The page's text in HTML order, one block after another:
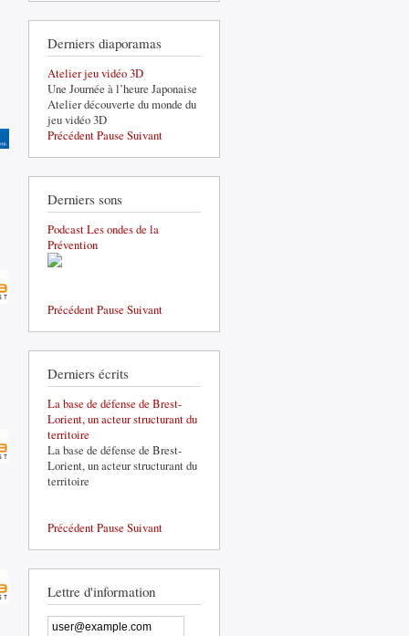
Derniers diaporamas
Atelier jeu vidéo 3D
Une Journée à l’heure Japonaise
Atelier découverte du monde du
jeu vidéo 3D
PrécédentPause Suivant
Derniers sons
Podcast Les ondes de la
Prévention
PrécédentPause Suivant
Derniers écrits
La base de défense de Brest-
Lorient, un acteur structurant du
territoire
La base de défense de Brest-
Lorient, un acteur structurant du
territoire
PrécédentPause Suivant
Lettre d'information